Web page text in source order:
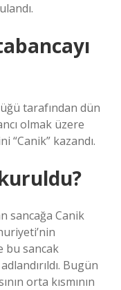
tarafından dün
olmak üzere
“Canik” kazandı.
sancağa Canik
bu sancak
Bugün
orta kısmının